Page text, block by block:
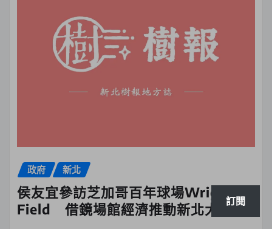
政府 新北
侯友宜參訪芝加哥百年球場Wrigley
Field 借鏡場館經濟推動新北大巨蛋
訂閱